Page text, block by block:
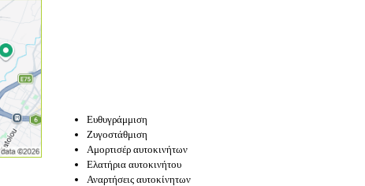
Ευθυγράμμιση
Ζυγοστάθμιση
Αμορτισέρ αυτοκινήτων
Ελατήρια αυτοκινήτου
Αναρτήσεις αυτοκίνητων